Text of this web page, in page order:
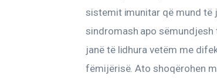
sistemit imunitar që mund të
sindromash apo
janë të lidhura vetëm me
fëmijërisë. Ato shoqërohen